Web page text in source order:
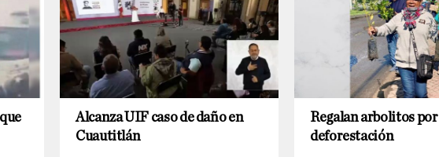
Alcanza UIF caso de daño en
Cuautitlán
Regalan arbolitos por
deforestación